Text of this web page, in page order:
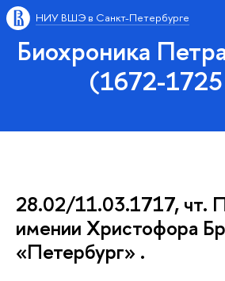
НИУ ВШЭ в Санкт-Петербурге
Биохроника
(1672-1725
28.02/11.03.1717, чт.
имении Христофора
«Петербург» .